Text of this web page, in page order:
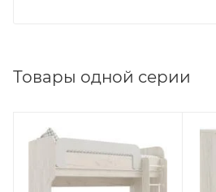
Товары одной серии